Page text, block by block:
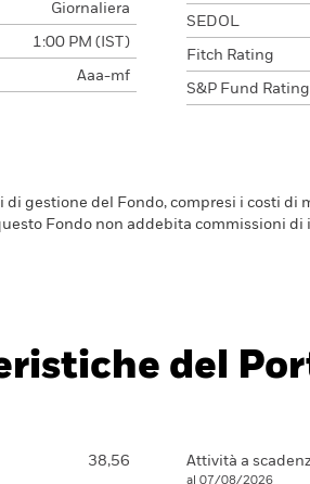
Giornaliera
1:00 PM (IST)
Aaa-mf
SEDOL
Fitch Rating
S&P Fund Rating
gestione del Fondo, compresi i costi
Fondo non addebita commissioni di
del
38,56 Attività a
al 07/08/2026